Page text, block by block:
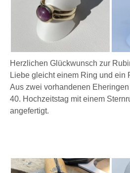
Herzlichen Glückwunsch zur
Liebe gleicht einem Ring und ein
Aus zwei vorhandenen
40. Hochzeitstag mit einem
angefertigt.